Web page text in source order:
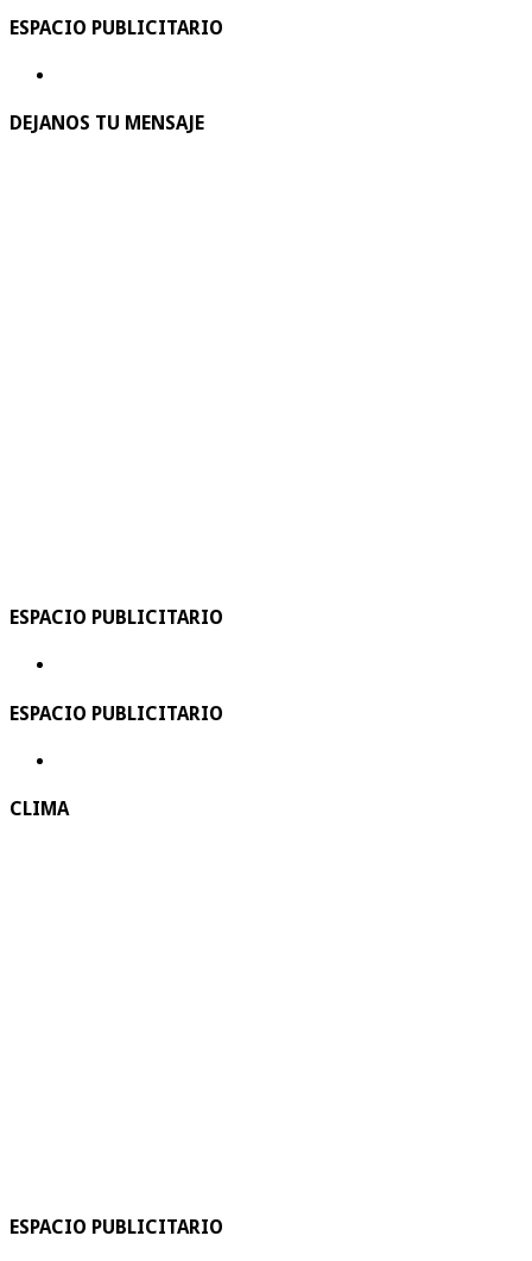
ESPACIO PUBLICITARIO
DEJANOS TU MENSAJE
ESPACIO PUBLICITARIO
ESPACIO PUBLICITARIO
CLIMA
ESPACIO PUBLICITARIO